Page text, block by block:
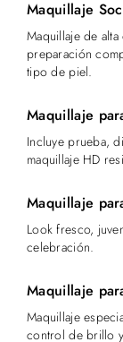
Maquillaje de alta
preparación
tipo de piel.
Incluye prueba,
maquillaje HD
Look fresco,
celebración.
Maquillaje
control de brillo